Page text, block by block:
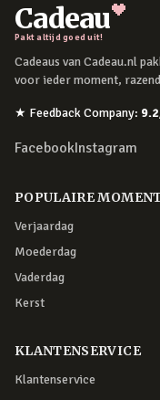
Cadeau
Pakt altijd goed uit!
Cadeaus van Cadeau.nl
voor ieder moment,
★ Feedback Company: 9.2
FacebookInstagram
POPULAIRE
Verjaardag
Moederdag
Vaderdag
Kerst
KLANTENSERVICE
Klantenservice